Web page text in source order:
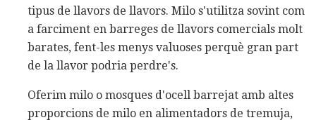
tipus de llavors de llavors. Milo s'utilitza sovint com
a farciment en barreges de llavors comercials molt
barates, fent-les menys valuoses perquè gran part
de la llavor podria perdre's.
Oferim milo o mosques d'ocell barrejat amb altes
proporcions de milo en alimentadors de tremuja,